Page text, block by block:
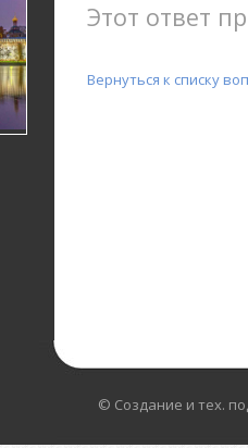
Этот ответ
Вернуться к списку
© Создание и тех.